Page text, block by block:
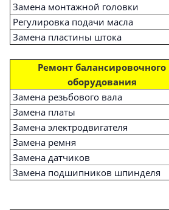
Замена монтажной головки
Регулировка подачи масла
Замена пластины штока
Ремонт балансировочного
оборудования
Замена резьбового вала
Замена платы
Замена электродвигателя
Замена ремня
Замена датчиков
Замена подшипников шпинделя